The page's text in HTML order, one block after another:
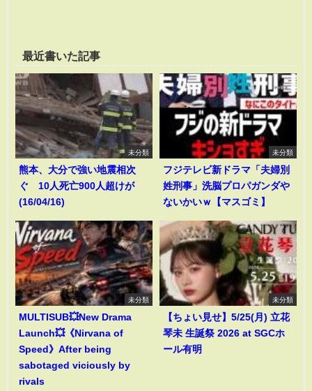
最近書いた記事
未分類
熊本、大分で強い地震相次
ぐ 10人死亡900人超けが
(16/04/16)
未分類
フジテレビ新ドラマ「夫婦別
姓刑事」洗脳プロパガンダや
ないかいｗ【マスゴミ】
未分類
MULTISUB💥New Drama
Launch💥《Nirvana of
Speed》After being
sabotaged viciously by
rivals
未分類
【ちょい見せ】5/25(月) 立花
琴未 生誕祭 2026 at SGCホ
ール有明